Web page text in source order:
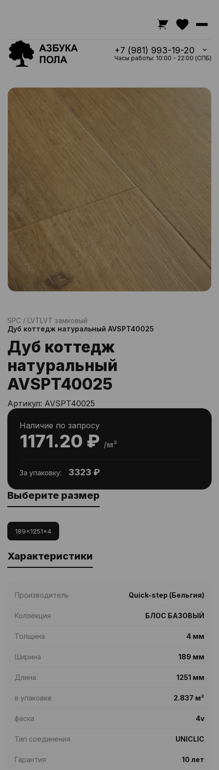
+7 (981) 993-19-20
Часы работы: 10:00 - 22:00 (СПБ)
SPC / LVTLVT замковый
Дуб коттедж натуральный AVSPT40025
Дуб коттедж
натуральный
AVSPT40025
Артикул: AVSPT40025
1171.20 ₽ /м²
Наличие по запросу
За упаковку: 3323 ₽
Выберите размер
189x1251x4
Характеристики
Производитель Quick-step (Бельгия)
Коллекция БЛОС БАЗОВЫЙ
Толщина 4 мм
Ширина 189 мм
Длина 1251 мм
в упаковке 2.837 м²
фаска 4v
Тип соединения UNICLIC
Гарантия 10 лет